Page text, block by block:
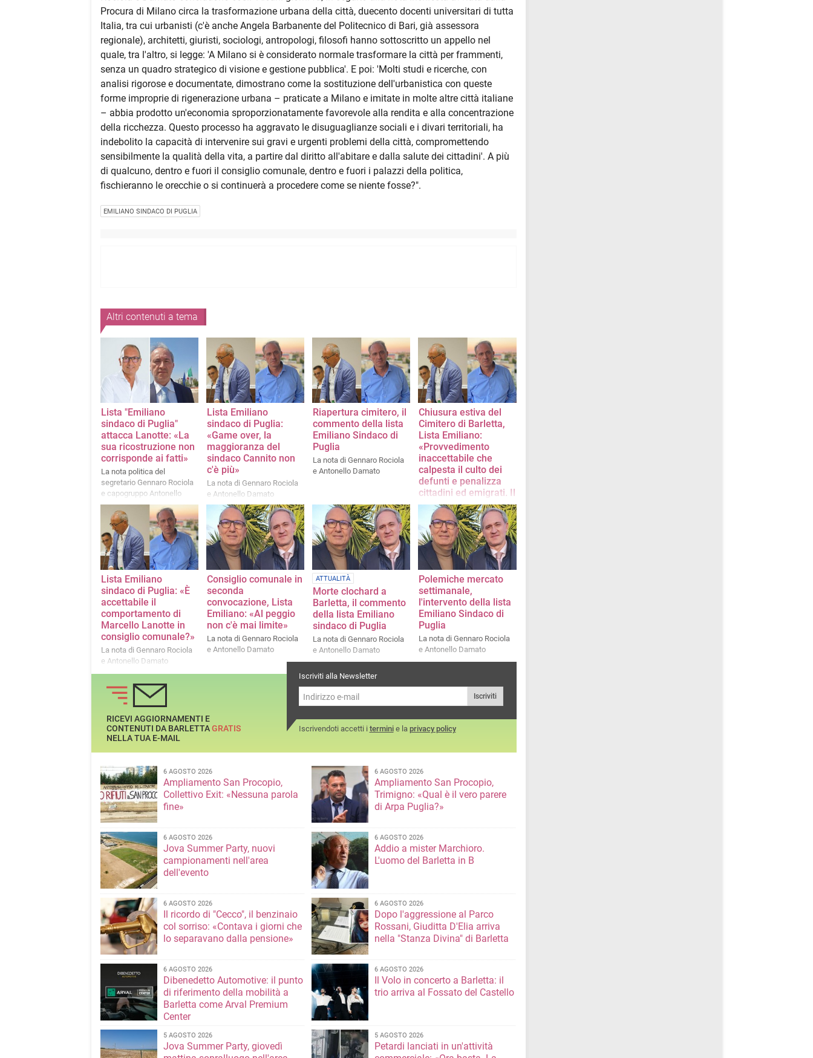
Procura di Milano circa la trasformazione urbana della città, duecento docenti universitari di tutta
Italia, tra cui urbanisti (c'è anche Angela Barbanente del Politecnico di Bari, già assessora
regionale), architetti, giuristi, sociologi, antropologi, filosofi hanno sottoscritto un appello nel
quale, tra l'altro, si legge: 'A Milano si è considerato normale trasformare la città per frammenti,
senza un quadro strategico di visione e gestione pubblica'. E poi: 'Molti studi e ricerche, con
analisi rigorose e documentate, dimostrano come la sostituzione dell'urbanistica con queste
forme improprie di rigenerazione urbana – praticate a Milano e imitate in molte altre città italiane
– abbia prodotto un'economia sproporzionatamente favorevole alla rendita e alla concentrazione
della ricchezza. Questo processo ha aggravato le disuguaglianze sociali e i divari territoriali, ha
indebolito la capacità di intervenire sui gravi e urgenti problemi della città, compromettendo
sensibilmente la qualità della vita, a partire dal diritto all'abitare e dalla salute dei cittadini'. A più
di qualcuno, dentro e fuori il consiglio comunale, dentro e fuori i palazzi della politica,
fischieranno le orecchie o si continuerà a procedere come se niente fosse?".
EMILIANO SINDACO DI PUGLIA
Altri contenuti a tema
Lista "Emiliano
sindaco di Puglia"
attacca Lanotte: «La
sua ricostruzione non
corrisponde ai fatti»
La nota politica del
segretario Gennaro Rociola
e capogruppo Antonello
Damato
Lista Emiliano
sindaco di Puglia:
«Game over, la
maggioranza del
sindaco Cannito non
c'è più»
La nota di Gennaro Rociola
e Antonello Damato
Riapertura cimitero, il
commento della lista
Emiliano Sindaco di
Puglia
La nota di Gennaro Rociola
e Antonello Damato
Chiusura estiva del
Cimitero di Barletta,
Lista Emiliano:
«Provvedimento
inaccettabile che
calpesta il culto dei
defunti e penalizza
cittadini ed emigrati. Il
sindaco revochi
l'ordinanza»
La nota di Gennaro Rociola
e Antonello Damato
Lista Emiliano
sindaco di Puglia: «È
accettabile il
comportamento di
Marcello Lanotte in
consiglio comunale?»
La nota di Gennaro Rociola
e Antonello Damato
Consiglio comunale in
seconda
convocazione, Lista
Emiliano: «Al peggio
non c'è mai limite»
La nota di Gennaro Rociola
e Antonello Damato
ATTUALITÀ
Morte clochard a
Barletta, il commento
della lista Emiliano
sindaco di Puglia
La nota di Gennaro Rociola
e Antonello Damato
Polemiche mercato
settimanale,
l'intervento della lista
Emiliano Sindaco di
Puglia
La nota di Gennaro Rociola
e Antonello Damato
Iscriviti alla Newsletter
Iscriviti
Iscrivendoti accetti i terminie la privacy policy
RICEVI AGGIORNAMENTI E
CONTENUTI DA BARLETTAGRATIS
NELLA TUA E-MAIL
6 AGOSTO 2026
Ampliamento San Procopio,
Collettivo Exit: «Nessuna parola
fine»
6 AGOSTO 2026
Ampliamento San Procopio,
Trimigno: «Qual è il vero parere
di Arpa Puglia?»
6 AGOSTO 2026
Jova Summer Party, nuovi
campionamenti nell'area
dell'evento
6 AGOSTO 2026
Addio a mister Marchioro.
L'uomo del Barletta in B
6 AGOSTO 2026
Il ricordo di "Cecco", il benzinaio
col sorriso: «Contava i giorni che
lo separavano dalla pensione»
6 AGOSTO 2026
Dopo l'aggressione al Parco
Rossani, Giuditta D'Elia arriva
nella "Stanza Divina" di Barletta
6 AGOSTO 2026
Dibenedetto Automotive: il punto
di riferimento della mobilità a
Barletta come Arval Premium
Center
6 AGOSTO 2026
Il Volo in concerto a Barletta: il
trio arriva al Fossato del Castello
5 AGOSTO 2026
Jova Summer Party, giovedì
5 AGOSTO 2026
Petardi lanciati in un'attività